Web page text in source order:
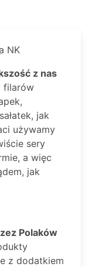
NK
z nas
filarów
jak
używamy
sery
a więc
jak
Polaków
z dodatkiem